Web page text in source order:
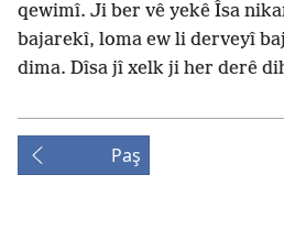
qewimî. Ji ber vê yekê Îsa
bajarekî, loma ew li derveyî
dima. Dîsa jî xelk ji her derê
Paş